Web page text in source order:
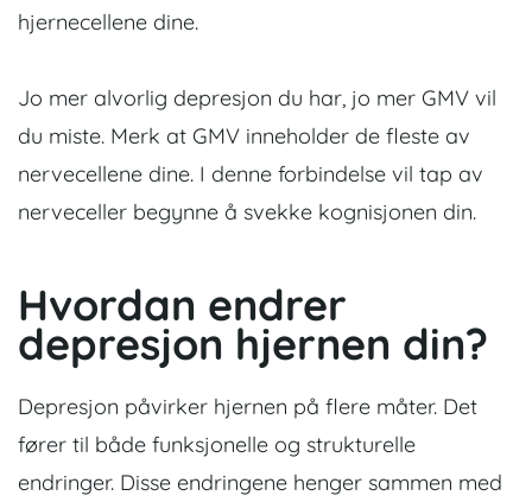
hjernecellene dine.
Jo mer alvorlig depresjon du har, jo mer GMV vil
du miste. Merk at GMV inneholder de fleste av
nervecellene dine. I denne forbindelse vil tap av
nerveceller begynne å svekke kognisjonen din.
Hvordan endrer
depresjon hjernen din?
Depresjon påvirker hjernen på flere måter. Det
fører til både funksjonelle og strukturelle
endringer. Disse endringene henger sammen med